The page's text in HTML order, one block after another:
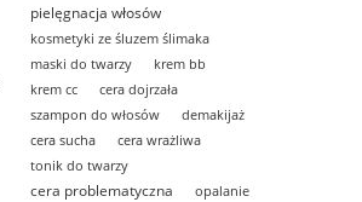
pielęgnacja włosów
kosmetyki ze śluzem ślimaka
maski do twarzy
krem bb
krem cc
cera dojrzała
szampon do włosów
demakijaż
cera sucha
cera wrażliwa
tonik do twarzy
cera problematyczna
opalanie